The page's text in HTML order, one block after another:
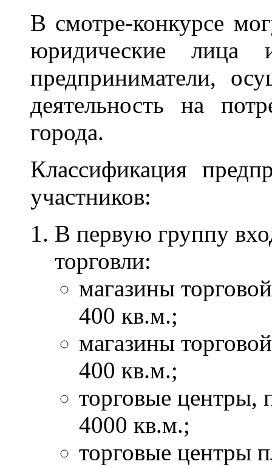
В смотре-конкурсе
юридические лица
предприниматели,
деятельность на
города.
Классификация
участников:
В первую группу
торговли:
магазины
400 кв.м.;
магазины
400 кв.м.;
торговые центры,
4000 кв.м.;
торговые центры